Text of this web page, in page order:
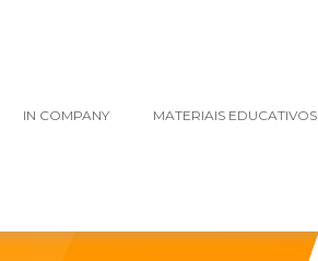
IN COMPANY MATERIAIS EDUCATIVOS